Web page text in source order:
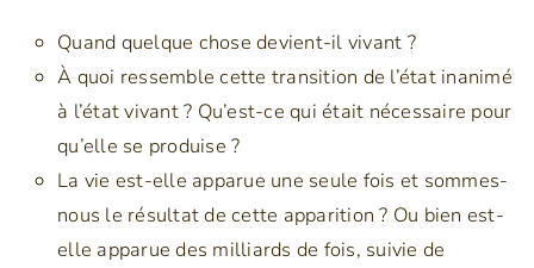
Quand quelque chose devient-il vivant ?
À quoi ressemble cette transition de l’état inanimé
à l’état vivant ? Qu’est-ce qui était nécessaire pour
qu’elle se produise ?
La vie est-elle apparue une seule fois et sommes-
nous le résultat de cette apparition ? Ou bien est-
elle apparue des milliards de fois, suivie de